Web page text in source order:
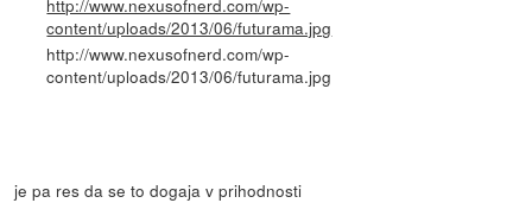
http://www.nexusofnerd.com/wp-
content/uploads/2013/06/futurama.jpg
je pa res da se to dogaja v prihodnosti